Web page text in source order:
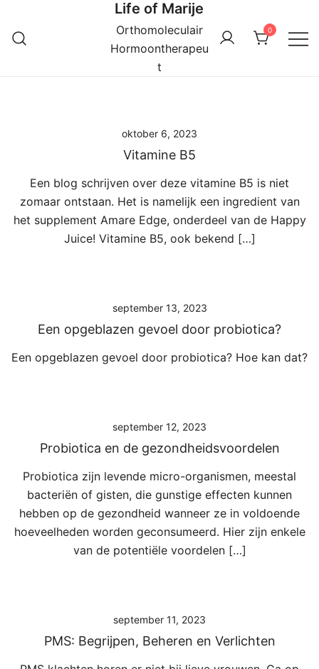
Life of Marije
Orthomoleculair
Hormoontherapeu
t
0
oktober 6, 2023
Vitamine B5
Een blog schrijven over deze vitamine B5 is niet
zomaar ontstaan. Het is namelijk een ingredient van
het supplement Amare Edge, onderdeel van de Happy
Juice! Vitamine B5, ook bekend […]
september 13, 2023
Een opgeblazen gevoel door probiotica?
Een opgeblazen gevoel door probiotica? Hoe kan dat?
september 12, 2023
Probiotica en de gezondheidsvoordelen
Probiotica zijn levende micro-organismen, meestal
bacteriën of gisten, die gunstige effecten kunnen
hebben op de gezondheid wanneer ze in voldoende
hoeveelheden worden geconsumeerd. Hier zijn enkele
van de potentiële voordelen […]
september 11, 2023
PMS: Begrijpen, Beheren en Verlichten